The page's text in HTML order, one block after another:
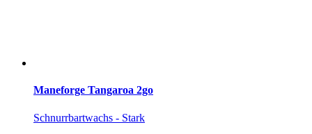
Maneforge Tangaroa 2go
Schnurrbartwachs - Stark